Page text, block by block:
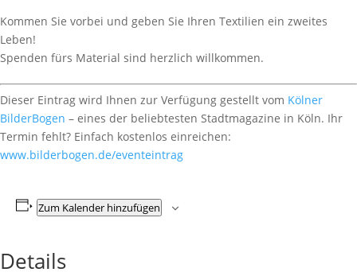
Kommen Sie vorbei und geben Sie Ihren Textilien ein zweites
Leben!
Spenden fürs Material sind herzlich willkommen.
Dieser Eintrag wird Ihnen zur Verfügung gestellt vom Kölner
BilderBogen – eines der beliebtesten Stadtmagazine in Köln. Ihr
Termin fehlt? Einfach kostenlos einreichen:
www.bilderbogen.de/eventeintrag
Zum Kalender hinzufügen
Details